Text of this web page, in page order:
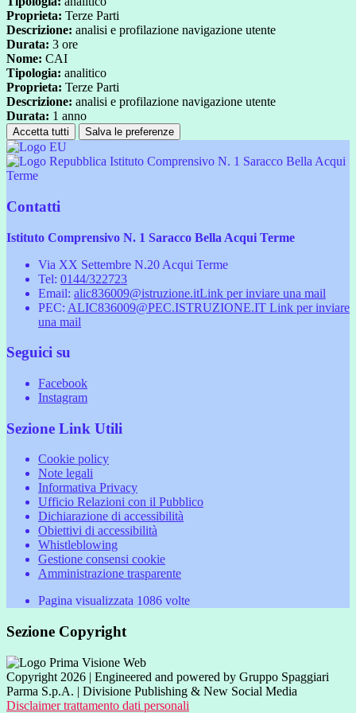
Proprieta: Terze Parti
Descrizione: analisi e profilazione navigazione utente
Durata: 3 ore
Nome: CAI
Tipologia: analitico
Proprieta: Terze Parti
Descrizione: analisi e profilazione navigazione utente
Durata: 1 anno
Accetta tutti Salva le preferenze
Istituto Comprensivo N. 1 Saracco Bella Acqui
Terme
Contatti
Istituto Comprensivo N. 1 Saracco Bella Acqui Terme
Via XX Settembre N.20 Acqui Terme
Tel: 0144/322723
Email: alic836009@istruzione.itLink per inviare una mail
PEC: ALIC836009@PEC.ISTRUZIONE.IT Link per inviare
una mail
Seguici su
Facebook
Instagram
Sezione Link Utili
Cookie policy
Note legali
Informativa Privacy
Ufficio Relazioni con il Pubblico
Dichiarazione di accessibilità
Obiettivi di accessibilità
Whistleblowing
Gestione consensi cookie
Amministrazione trasparente
Pagina visualizzata 1086 volte
Sezione Copyright
Copyright 2026 | Engineered and powered by Gruppo Spaggiari
Parma S.p.A. | Divisione Publishing & New Social Media
Disclaimer trattamento dati personali